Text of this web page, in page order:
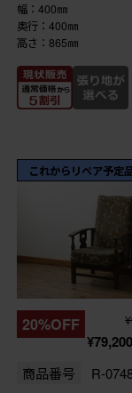
幅：400㎜
奥行：400㎜
高さ：865㎜
これからリペア予定
20%OFF
¥79,200
商品番号 R-